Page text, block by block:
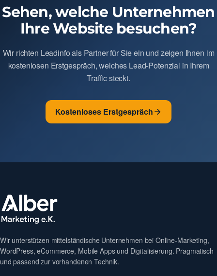
Sehen, welche Unternehmen
Ihre Website besuchen?
Wir richten Leadinfo als Partner für Sie ein und zeigen Ihnen im
kostenlosen Erstgespräch, welches Lead-Potenzial in Ihrem
Traffic steckt.
Kostenloses Erstgespräch
Wir unterstützen mittelständische Unternehmen bei Online-Marketing,
WordPress, eCommerce, Mobile Apps und Digitalisierung. Pragmatisch
und passend zur vorhandenen Technik.